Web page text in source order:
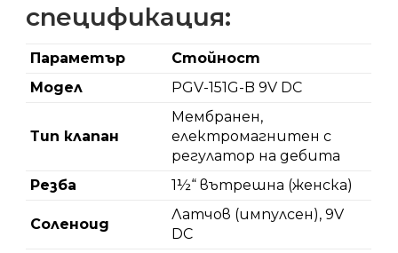
спецификация:
Параметър
Стойност
Модел
PGV-151G-B 9V DC
Тип клапан
Мембранен,
електромагнитен с
регулатор на дебита
Резба
1½“ вътрешна (женска)
Соленоид
Латчов (импулсен), 9V
DC